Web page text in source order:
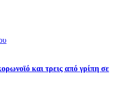
και τρεις από γρίπη σε